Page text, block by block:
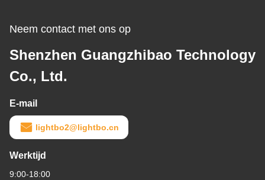
Neem contact met ons op
Shenzhen Guangzhibao Technology
Co., Ltd.
E-mail
lightbo2@lightbo.cn
Werktijd
9:00-18:00